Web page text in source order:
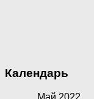
Календарь
Май 2022